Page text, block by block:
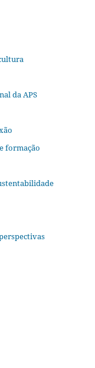
da APS
formação